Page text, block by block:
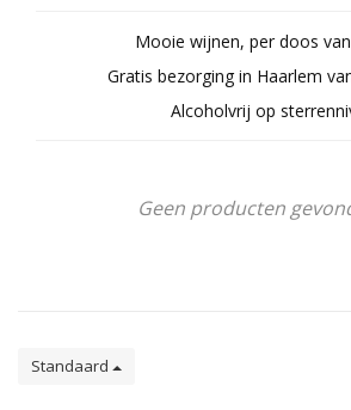
Mooie wijnen, per doos
Gratis bezorging in Haarlem
Alcoholvrij op
Geen producten
Standaard